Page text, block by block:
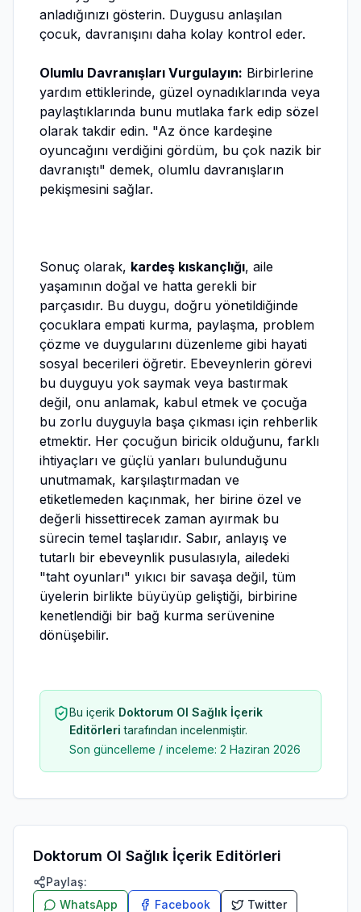
anladığınızı gösterin. Duygusu anlaşılan
çocuk, davranışını daha kolay kontrol eder.
Olumlu Davranışları Vurgulayın: Birbirlerine
yardım ettiklerinde, güzel oynadıklarında veya
paylaştıklarında bunu mutlaka fark edip sözel
olarak takdir edin. "Az önce kardeşine
oyuncağını verdiğini gördüm, bu çok nazik bir
davranıştı" demek, olumlu davranışların
pekişmesini sağlar.
Sonuç olarak, kardeş kıskançlığı, aile
yaşamının doğal ve hatta gerekli bir
parçasıdır. Bu duygu, doğru yönetildiğinde
çocuklara empati kurma, paylaşma, problem
çözme ve duygularını düzenleme gibi hayati
sosyal becerileri öğretir. Ebeveynlerin görevi
bu duyguyu yok saymak veya bastırmak
değil, onu anlamak, kabul etmek ve çocuğa
bu zorlu duyguyla başa çıkması için rehberlik
etmektir. Her çocuğun biricik olduğunu, farklı
ihtiyaçları ve güçlü yanları bulunduğunu
unutmamak, karşılaştırmadan ve
etiketlemeden kaçınmak, her birine özel ve
değerli hissettirecek zaman ayırmak bu
sürecin temel taşlarıdır. Sabır, anlayış ve
tutarlı bir ebeveynlik pusulasıyla, ailedeki
"taht oyunları" yıkıcı bir savaşa değil, tüm
üyelerin birlikte büyüyüp geliştiği, birbirine
kenetlendiği bir bağ kurma serüvenine
dönüşebilir.
Bu içerik Doktorum Ol Sağlık İçerik
Editörleri tarafından incelenmiştir.
Son güncelleme / inceleme: 2 Haziran 2026
Doktorum Ol Sağlık İçerik Editörleri
Paylaş:
WhatsApp
Facebook Twitter